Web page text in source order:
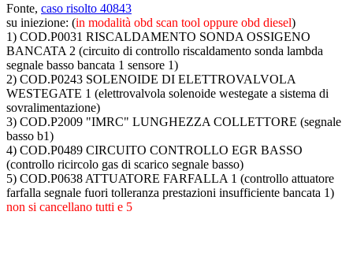
Fonte, caso risolto 40843
su iniezione: (in modalità obd scan tool oppure obd diesel)
1) COD.P0031 RISCALDAMENTO SONDA OSSIGENO
BANCATA 2 (circuito di controllo riscaldamento sonda lambda
segnale basso bancata 1 sensore 1)
2) COD.P0243 SOLENOIDE DI ELETTROVALVOLA
WESTEGATE 1 (elettrovalvola solenoide westegate a sistema di
sovralimentazione)
3) COD.P2009 "IMRC" LUNGHEZZA COLLETTORE (segnale
basso b1)
4) COD.P0489 CIRCUITO CONTROLLO EGR BASSO
(controllo ricircolo gas di scarico segnale basso)
5) COD.P0638 ATTUATORE FARFALLA 1 (controllo attuatore
farfalla segnale fuori tolleranza prestazioni insufficiente bancata 1)
non si cancellano tutti e 5